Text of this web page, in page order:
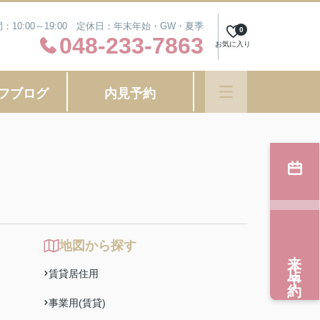
：10:00～19:00 定休日：年末年始・GW・夏季
048-233-7863 お気に入り
0
ブログ 内見予約
地図から探す
賃貸居住用
事業用(賃貸)
来店予約